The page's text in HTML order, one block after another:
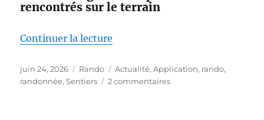
rencontrés sur le terrain
Continuer la lecture
Publié
le
juin 24, 2026 Catégories
Rando Étiquettes
Actualité,Application, rando,
randonnée,Sentiers 2 commentairessur